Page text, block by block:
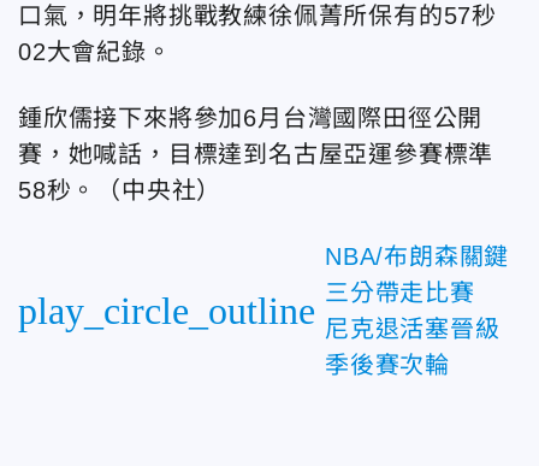
口氣，明年將挑戰教練徐佩菁所保有的57秒
02大會紀錄。
鍾欣儒接下來將參加6月台灣國際田徑公開
賽，她喊話，目標達到名古屋亞運參賽標準
58秒。（中央社）
play_circle_outline
NBA/布朗森關鍵
三分帶走比賽
尼克退活塞晉級
季後賽次輪